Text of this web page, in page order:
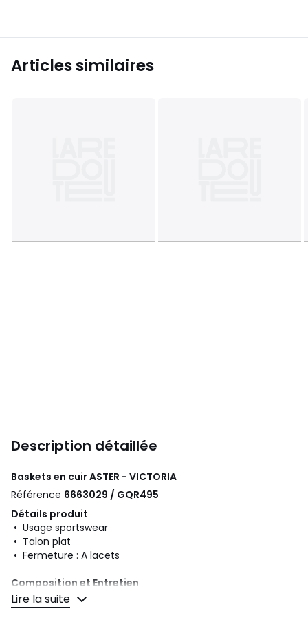
Articles similaires
Description détaillée
Baskets en cuir ASTER - VICTORIA
Référence 6663029 / GQR495
Détails produit
• Usage sportswear
• Talon plat
• Fermeture : A lacets
Composition et Entretien
• Dessus/Tige : 100% cuir
• Doublure : 100% textile
Lire la suite